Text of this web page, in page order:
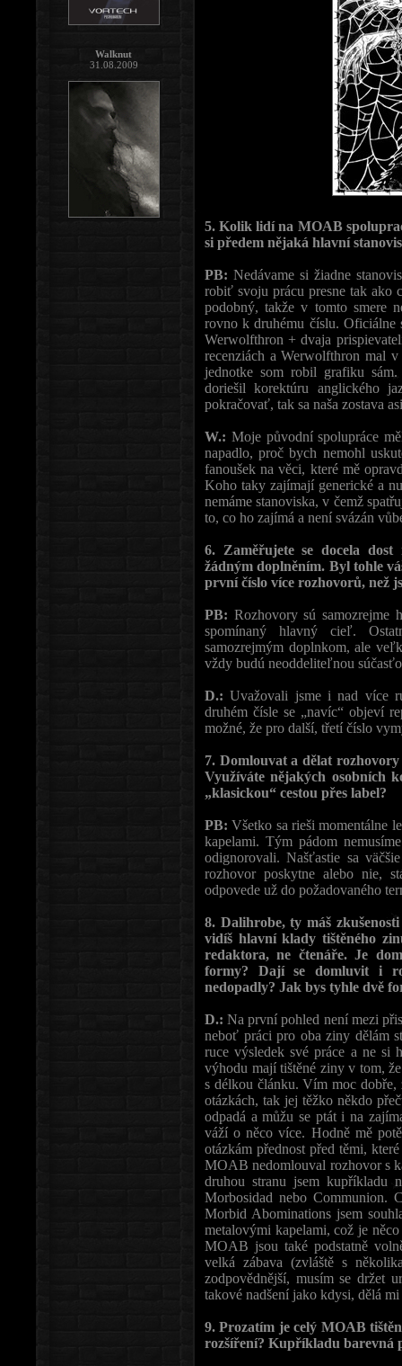
5. Kolik lidí na MOAB
si předem nějaká hlavní
PB: Nedávame si žiadne
robiť svoju prácu presne tak ako
podobný, takže v tomto smere
rovno k druhému číslu. Oficiálne
Werwolfthron + dvaja
recenziách a Werwolfthron mal
jednotke som robil grafiku
doriešil korektúru anglického
pokračovať, tak sa naša zostava
W.: Moje původní spolupráce
napadlo, proč bych nemohl
fanoušek na věci, které mě
Koho taky zajímají generické a
nemáme stanoviska, v čemž
to, co ho zajímá a není svázán
6. Zaměřujete se docela
žádným doplněním. Byl tohle
první číslo více rozhovorů, než
PB: Rozhovory sú
spomínaný hlavný cieľ.
samozrejmým doplnkom, ale
vždy budú neoddeliteľnou
D.:Uvažovali jsme i nad více
druhém čísle se „navíc“ objeví
možné, že pro další, třetí číslo
7. Domlouvat a dělat
Využíváte nějakých osobních
„klasickou“ cestou přes label?
PB: Všetko sa rieši momentálne
kapelami. Tým pádom
odignorovali. Našťastie sa
rozhovor poskytne alebo nie,
odpovede už do požadovaného
8. Dalihrobe, ty máš
vidíš hlavní klady tištěného
redaktora, ne čtenáře. Je
formy? Dají se domluvit i
nedopadly? Jak bys tyhle dvě
D.:Na první pohled není mezi
neboť práci pro oba ziny dělám
ruce výsledek své práce a ne si
výhodu mají tištěné ziny v tom,
s délkou článku. Vím moc
otázkách, tak jej těžko někdo
odpadá a můžu se ptát i na
váží o něco více. Hodně mě
otázkám přednost před těmi,
MOAB nedomlouval rozhovor s
druhou stranu jsem kupříkladu
Morbosidad nebo Communion.
Morbid Abominations jsem
metalovými kapelami, což je
MOAB jsou také podstatně
velká zábava (zvláště s
zodpovědnější, musím se držet
takové nadšení jako kdysi, dělá
9. Prozatím je celý MOAB
rozšíření? Kupříkladu barevná
Walknut
31.08.2009